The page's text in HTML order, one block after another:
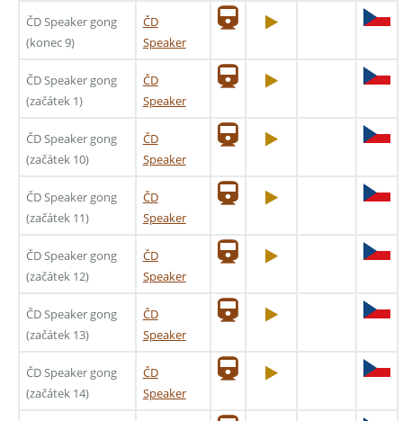
ČD Speaker gong
(konec 9)
ČD
Speaker
ČD Speaker gong
(začátek 1)
ČD
Speaker
ČD Speaker gong
(začátek 10)
ČD
Speaker
ČD Speaker gong
(začátek 11)
ČD
Speaker
ČD Speaker gong
(začátek 12)
ČD
Speaker
ČD Speaker gong
(začátek 13)
ČD
Speaker
ČD Speaker gong
(začátek 14)
ČD
Speaker